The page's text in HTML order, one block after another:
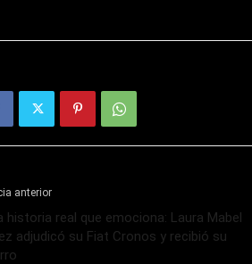
anterior
historia real que emociona: Laura Mabel
adjudicó su Fiat Cronos y recibió su